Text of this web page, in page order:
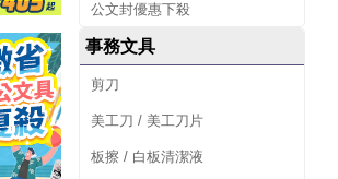
公文封優惠下殺
事務文具
剪刀
美工刀 / 美工刀片
板擦 / 白板清潔液